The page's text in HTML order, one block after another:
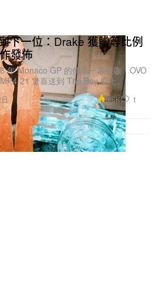
下一位：Drake 獲贈等比例
發佈
年 Monaco GP 的傳奇一幕致敬，OVO
21 驚喜送到 The Boy 府上。
9.6K 1